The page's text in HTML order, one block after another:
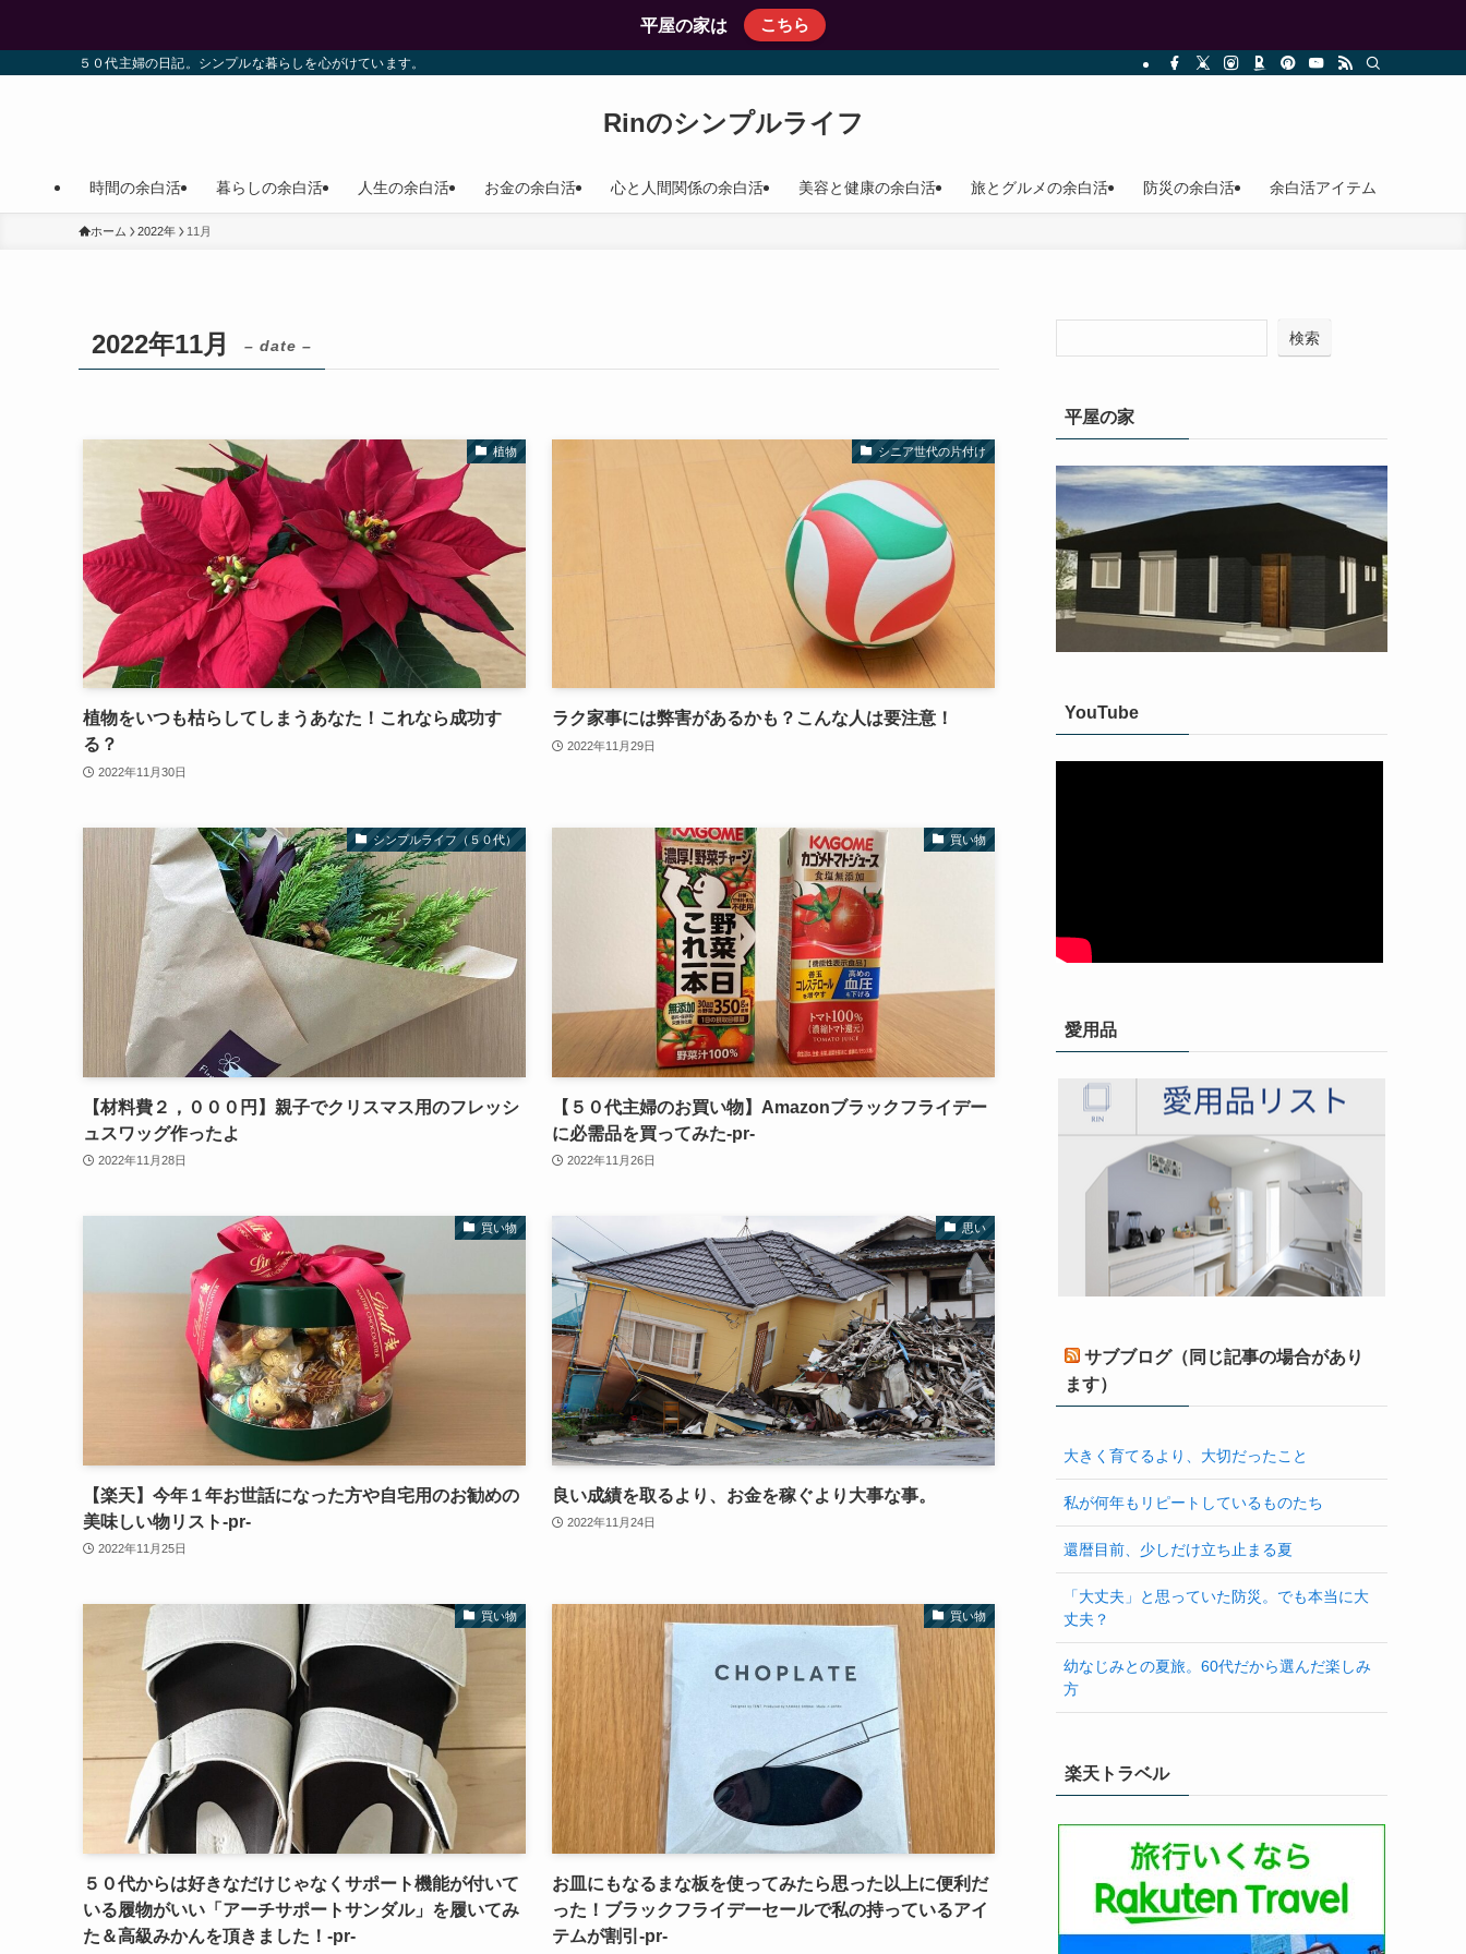
平屋の家は こちら
５０代主婦の日記。シンプルな暮らしを心がけています。
Rinのシンプルライフ
時間の余白活 暮らしの余白活 人生の余白活 お金の余白活 心と人間関係の余白活 美容と健康の余白活 旅とグルメの余白活 防災の余白活 余白活アイテム
ホーム 2022年 11月
2022年11月 – date –
植物
植物をいつも枯らしてしまうあなた！これなら成功す
る？
2022年11月30日
シニア世代の片付け
ラク家事には弊害があるかも？こんな人は要注意！
2022年11月29日
シンプルライフ（５０代）
【材料費２，０００円】親子でクリスマス用のフレッシ
ュスワッグ作ったよ
2022年11月28日
買い物
【５０代主婦のお買い物】Amazonブラックフライデー
に必需品を買ってみた‐pr‐
2022年11月26日
買い物
【楽天】今年１年お世話になった方や自宅用のお勧めの
美味しい物リスト‐pr‐
2022年11月25日
思い
良い成績を取るより、お金を稼ぐより大事な事。
2022年11月24日
買い物
５０代からは好きなだけじゃなくサポート機能が付いて
いる履物がいい「アーチサポートサンダル」を履いてみ
た＆高級みかんを頂きました！‐pr‐
買い物
お皿にもなるまな板を使ってみたら思った以上に便利だ
った！ブラックフライデーセールで私の持っているアイ
テムが割引‐pr‐
検索
平屋の家
YouTube
愛用品
サブブログ（同じ記事の場合があり
ます）
大きく育てるより、大切だったこと
私が何年もリピートしているものたち
還暦目前、少しだけ立ち止まる夏
「大丈夫」と思っていた防災。でも本当に大
丈夫？
幼なじみとの夏旅。60代だから選んだ楽しみ
方
楽天トラベル